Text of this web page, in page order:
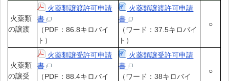
火薬類
の譲渡
火薬類譲渡許可申請
書
（PDF：86.8キロバイ
ト）
火薬類譲渡許可申請
書
（ワード：37.5キロバイ
ト）
○
火薬類
の譲受
火薬類譲受許可申請
書
（PDF：88.4キロバイ
火薬類譲受許可申請
書
（ワード：38キロバイ
○